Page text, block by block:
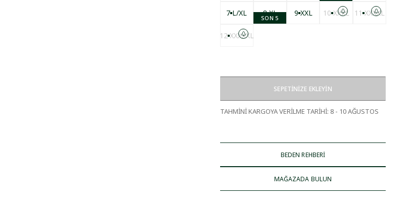
7 L/XL 8 XL
SON 5
9 XXL 10 XXXL 11 XXXXL
12 XXXXXL
SEPETİNİZE EKLEYİN
TAHMİNİ KARGOYA VERİLME TARİHİ: 8 - 10 AĞUSTOS
BEDEN REHBERİ
MAĞAZADA BULUN